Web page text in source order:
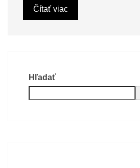
Čítať viac
Hľadať